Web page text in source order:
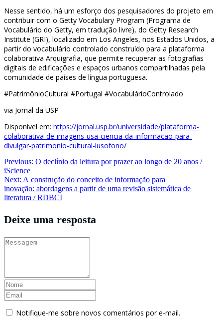
Nesse sentido, há um esforço dos pesquisadores do projeto em
contribuir com o Getty Vocabulary Program (Programa de
Vocabulário do Getty, em tradução livre), do Getty Research
Institute (GRI), localizado em Los Angeles, nos Estados Unidos, a
partir do vocabulário controlado construído para a plataforma
colaborativa Arquigrafia, que permite recuperar as fotografias
digitais de edificações e espaços urbanos compartilhadas pela
comunidade de países de língua portuguesa.
#PatrimônioCultural #Portugal #VocabulárioControlado
via Jornal da USP
Disponível em: https://jornal.usp.br/universidade/plataforma-
colaborativa-de-imagens-usa-ciencia-da-informacao-para-
divulgar-patrimonio-cultural-lusofono/
Navegação
de
Post
Previous: O declínio da leitura por prazer ao longo de 20 anos /
iScience
Next: A construção do conceito de informação para
inovação: abordagens a partir de uma revisão sistemática de
literatura / RDBCI
Deixe uma resposta
Notifique-me sobre novos comentários por e-mail.